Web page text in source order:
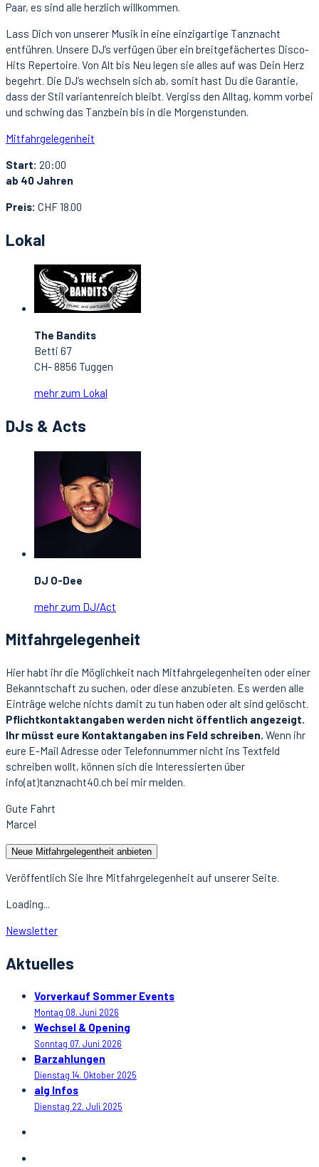
Paar, es sind alle herzlich willkommen.
Lass Dich von unserer Musik in eine einzigartige Tanznacht
entführen. Unsere DJ’s verfügen über ein breitgefächertes Disco-
Hits Repertoire. Von Alt bis Neu legen sie alles auf was Dein Herz
begehrt. Die DJ’s wechseln sich ab, somit hast Du die Garantie,
dass der Stil variantenreich bleibt. Vergiss den Alltag, komm vorbei
und schwing das Tanzbein bis in die Morgenstunden.
Mitfahrgelegenheit
Start: 20:00
ab 40 Jahren
Preis: CHF 18.00
Lokal
The Bandits
Betti 67
CH- 8856 Tuggen
mehr zum Lokal
DJs & Acts
DJ O-Dee
mehr zum DJ/Act
Mitfahrgelegenheit
Hier habt ihr die Möglichkeit nach Mitfahrgelegenheiten oder einer
Bekanntschaft zu suchen, oder diese anzubieten. Es werden alle
Einträge welche nichts damit zu tun haben oder alt sind gelöscht.
Pflichtkontaktangaben werden nicht öffentlich angezeigt.
Ihr müsst eure Kontaktangaben ins Feld schreiben. Wenn ihr
eure E-Mail Adresse oder Telefonnummer nicht ins Textfeld
schreiben wollt, können sich die Interessierten über
info(at)tanznacht40.ch bei mir melden.
Gute Fahrt
Marcel
Neue Mitfahrgelegentheit anbieten
Veröffentlich Sie Ihre Mitfahrgelegenheit auf unserer Seite.
Loading...
Newsletter
Aktuelles
Vorverkauf Sommer Events
Montag 08. Juni 2026
Wechsel & Opening
Sonntag 07. Juni 2026
Barzahlungen
Dienstag 14. Oktober 2025
alg Infos
Dienstag 22. Juli 2025